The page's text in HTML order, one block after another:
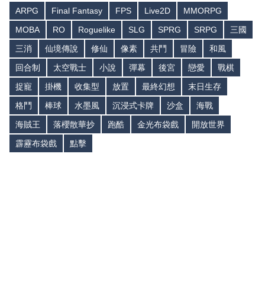
ARPG Final Fantasy FPS Live2D
MMORPG
MOBA
RO Roguelike SLG SPRG SRPG
三國
三消
仙境傳說 修仙 像素 共鬥 冒險
和風
回合制
太空戰士 小說 彈幕 後宮 戀愛
戰棋
捉寵
掛機 收集型 放置 最終幻想
末日生存
格鬥
棒球 水墨風 沉浸式卡牌 沙盒
海戰
海賊王
落櫻散華抄 跑酷 金光布袋戲
開放世界
霹靂布袋戲
點擊